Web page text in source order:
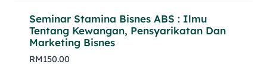
Seminar Stamina Bisnes ABS : Ilmu
Tentang Kewangan, Pensyarikatan Dan
Marketing Bisnes
RM150.00